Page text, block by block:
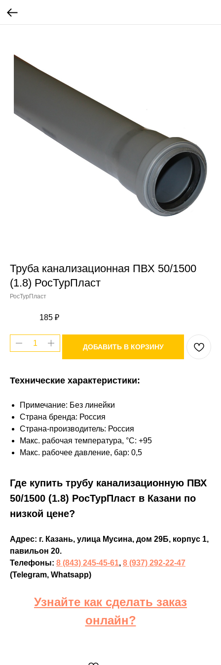
Труба канализационная ПВХ 50/1500
(1.8) РосТурПласт
РосТурПласт
185 ₽
ДОБАВИТЬ В КОРЗИНУ
Технические характеристики:
Примечание: Без линейки
Страна бренда: Россия
Страна-производитель: Россия
Макс. рабочая температура, °C: +95
Макс. рабочее давление, бар: 0,5
Где купить трубу канализационную ПВХ
50/1500 (1.8) РосТурПласт в Казани по
низкой цене?
Адрес: г. Казань, улица Мусина, дом 29Б, корпус 1,
павильон 20.
Телефоны: 8 (843) 245-45-61, 8 (937) 292-22-47
(Telegram, Whatsapp)
Узнайте как сделать заказ
онлайн?